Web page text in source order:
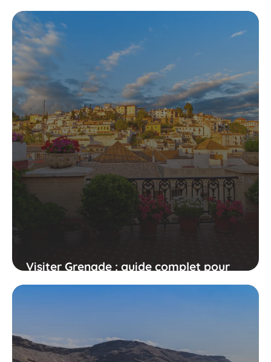
Visiter Grenade : guide complet pour
visiter en 1 ou 2 jours